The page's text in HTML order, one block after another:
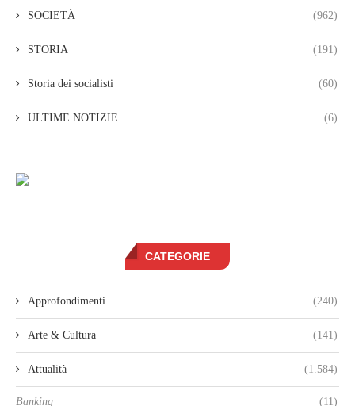
SOCIETÀ (962)
STORIA (191)
Storia dei socialisti (60)
ULTIME NOTIZIE (6)
CATEGORIE
Approfondimenti (240)
Arte & Cultura (141)
Attualità (1.584)
Banking (11)